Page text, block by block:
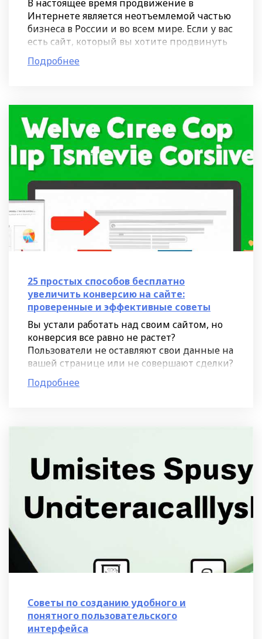
В настоящее время продвижение в
Интернете является неотъемлемой частью
бизнеса в России и во всем мире. Если у вас
есть сайт, который вы хотите продвинуть
в регионах, то региональное продвижение
– это то, что вам
Подробнее
25 простых способов бесплатно
увеличить конверсию на сайте:
проверенные и эффективные советы
Вы устали работать над своим сайтом, но
конверсия все равно не растет?
Пользователи не оставляют свои данные на
вашей странице или не совершают сделки?
Когда клиенты видят несколько версий
вашего домена, это может
Подробнее
Советы по созданию удобного и
понятного пользовательского
интерфейса